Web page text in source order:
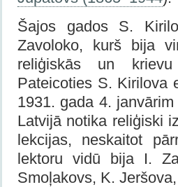
Šajos gados S.
Zavoloko, kurš bija
reliģiskās un krievu
Pateicoties S. Kirilova
1931. gada 4.
Latvijā notika reliģiski
lekcijas, neskaitot
lektoru vidū bija I.
Smoļakovs, K.